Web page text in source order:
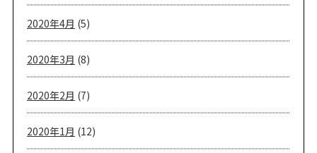
2020年4月 (5)
2020年3月 (8)
2020年2月 (7)
2020年1月 (12)